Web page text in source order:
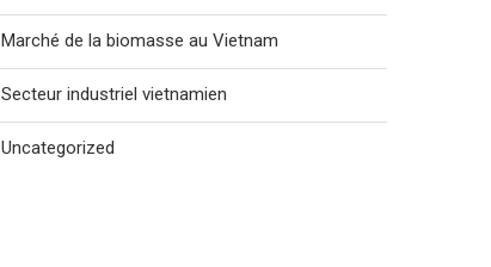
Marché de la biomasse au Vietnam
Secteur industriel vietnamien
Uncategorized